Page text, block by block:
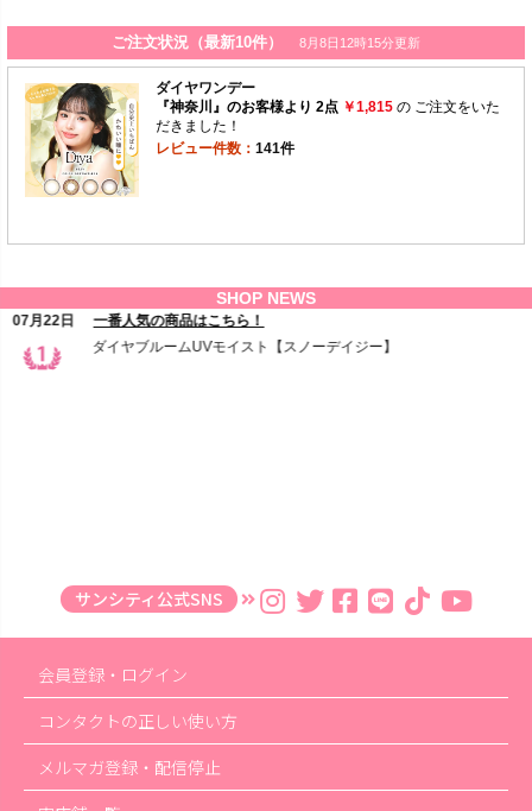
サンシティ公式SNS
会員登録・ログイン
コンタクトの正しい使い方
メルマガ登録・配信停止